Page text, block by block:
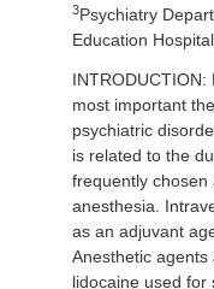
3Psychiatry
Education
most important
psychiatric
is related to the
frequently chosen
anesthesia.
as an adjuvant
Anesthetic
lidocaine used for